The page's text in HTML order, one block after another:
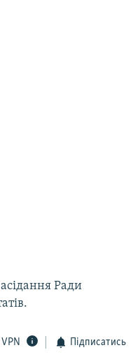
Ради
Підписатись